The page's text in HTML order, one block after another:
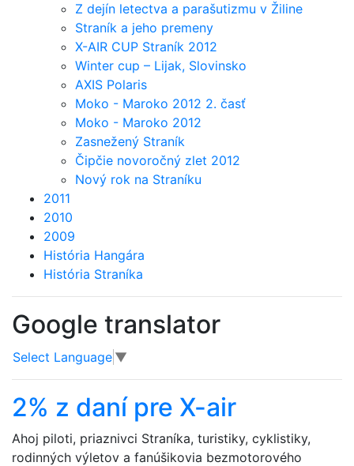
Z dejín letectva a parašutizmu v Žiline
Straník a jeho premeny
X-AIR CUP Straník 2012
Winter cup – Lijak, Slovinsko
AXIS Polaris
Moko - Maroko 2012 2. časť
Moko - Maroko 2012
Zasnežený Straník
Čipčie novoročný zlet 2012
Nový rok na Straníku
2011
2010
2009
História Hangára
História Straníka
Google translator
Select Language ▼
2% z daní pre X-air
Ahoj piloti, priaznivci Straníka, turistiky, cyklistiky,
rodinných výletov a fanúšikovia bezmotorového